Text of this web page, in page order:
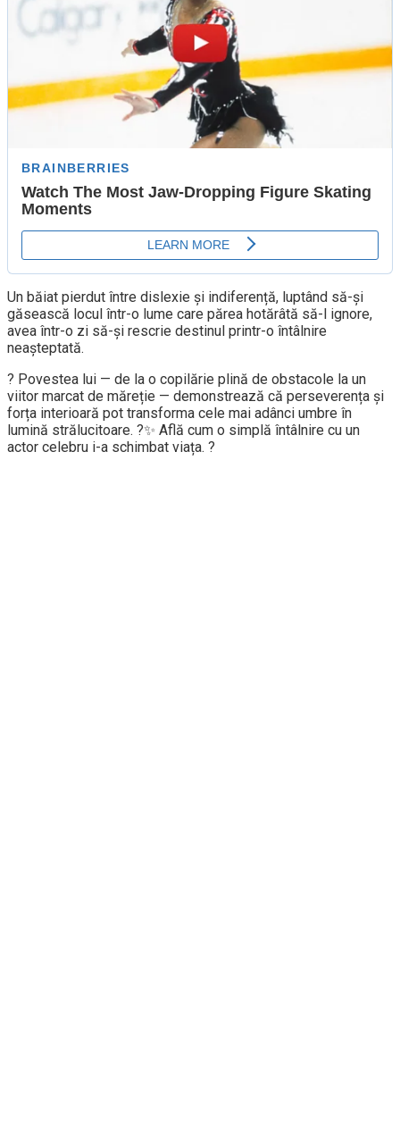
Un băiat pierdut între dislexie și indiferență, luptând să-și
găsească locul într-o lume care părea hotărâtă să-l ignore,
avea într-o zi să-și rescrie destinul printr-o întâlnire
neașteptată.
? Povestea lui — de la o copilărie plină de obstacole la un
viitor marcat de măreție — demonstrează că perseverența și
forța interioară pot transforma cele mai adânci umbre în
lumină strălucitoare. ?✨ Află cum o simplă întâlnire cu un
actor celebru i-a schimbat viața. ?